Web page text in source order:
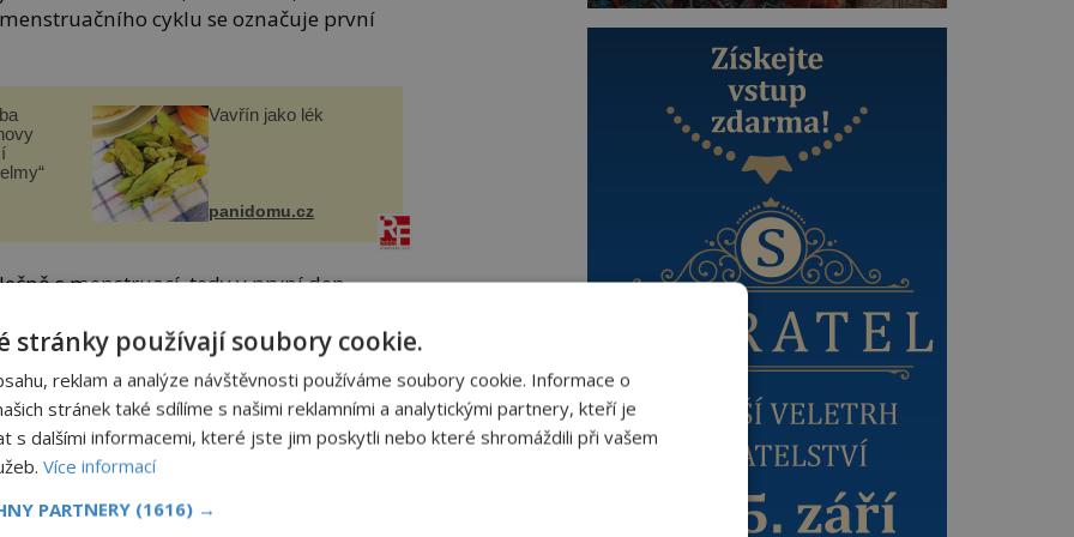
cyklu se označuje první
Vavřín jako lék
panidomu.cz
s menstruací, tedy v první den
14 dnech, kdy ji střídá ovulace.
která se v případě
zhruba 14. den cyklu a trvá asi
zbytek folikulu přeměňuje ve žluté
podle tělesných a psychických
stránky používají soubory cookie.
reklam a analýze návštěvnosti používáme soubory cookie. Informace o
stránek také sdílíme s našimi reklamními a analytickými partnery, kteří je
s dalšími informacemi, které jste jim poskytli nebo které shromáždili při vašem
Více informací
PARTNERY (1616) →